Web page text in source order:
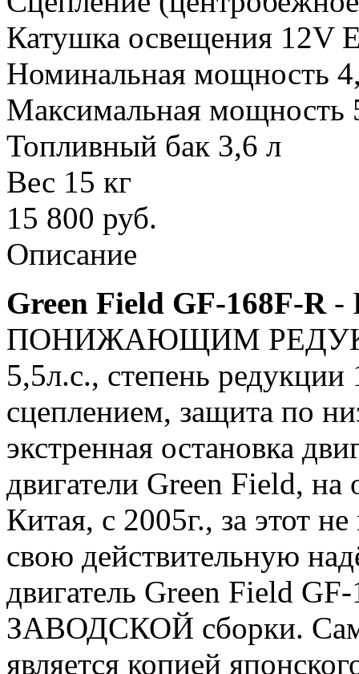
Катушка освещения 12V
Номинальная мощность
Максимальная мощность
Топливный бак 3,6 л
Вес 15 кг
15 800 руб.
Описание
Green Field GF-168F-R-
ПОНИЖАЮЩИМ
5,5л.с., степень
сцеплением, защита по
экстренная остановка
двигатели Green Field,
Китая, с 2005г., за этот
свою действительную
двигатель Green Field
ЗАВОДСКОЙ сборки.
является копией